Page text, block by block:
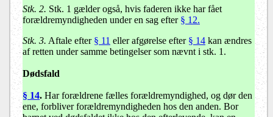
Stk. 2. Stk. 1 gælder også, hvis faderen ikke har fået
forældremyndigheden under en sag efter § 12.
Stk. 3. Aftale efter § 11 eller afgørelse efter § 14 kan ændres
af retten under samme betingelser som nævnt i stk. 1.
Dødsfald
§ 14. Har forældrene fælles forældremyndighed, og dør den
ene, forbliver forældremyndigheden hos den anden. Bor